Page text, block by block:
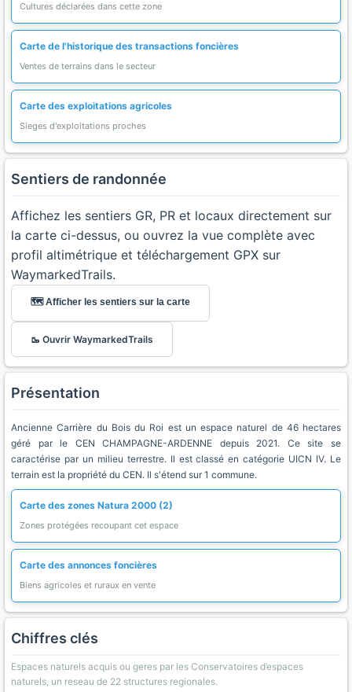
Cultures déclarées dans cette zone
Carte de l'historique des transactions foncières
Ventes de terrains dans le secteur
Carte des exploitations agricoles
Sieges d'exploitations proches
Sentiers de randonnée
Affichez les sentiers GR, PR et locaux directement sur
la carte ci-dessus, ou ouvrez la vue complète avec
profil altimétrique et téléchargement GPX sur
WaymarkedTrails.
🗺️ Afficher les sentiers sur la carte
🥾 Ouvrir WaymarkedTrails
Présentation
Ancienne Carrière du Bois du Roi est un espace naturel de 46 hectares
géré par le CEN CHAMPAGNE-ARDENNE depuis 2021. Ce site se
caractérise par un milieu terrestre. Il est classé en catégorie UICN IV. Le
terrain est la propriété du CEN. Il s'étend sur 1 commune.
Carte des zones Natura 2000 (2)
Zones protégées recoupant cet espace
Carte des annonces foncières
Biens agricoles et ruraux en vente
Chiffres clés
Espaces naturels acquis ou geres par les Conservatoires d’espaces
naturels, un reseau de 22 structures regionales.